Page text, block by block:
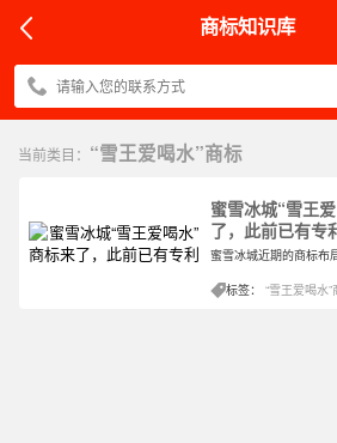
商标知识库
当前类目： “雪王爱喝水”商标
蜜雪冰城“雪王
了，此前已有专
标签：“雪王爱喝水”